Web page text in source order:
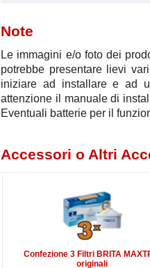
Note
Le immagini e/o foto dei
potrebbe presentare lievi
iniziare ad installare e ad
attenzione il manuale di
Eventuali batterie per il
Accessori o Altri
Confezione 3 Filtri BRITA
originali